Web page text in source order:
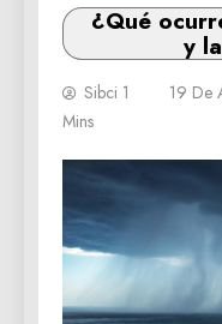
¿Qué
y
Sibci 1 19 De
Mins